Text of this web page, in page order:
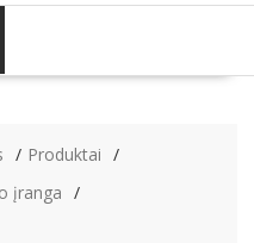
Produktai
įranga